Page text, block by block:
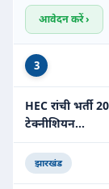
आवेदन करें ›
3
HEC रांची भर्ती
टेक्नीशियन…
झारखंड